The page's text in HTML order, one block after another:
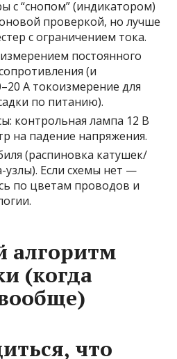
с “снопом” (индикатором)
проверкой, но лучше
с ограничением тока.
постоянного
(и
А токоизмерение для
по питанию).
контрольная лампа 12 В
на падение напряжения.
(распиновка катушек/
узлы). Если схемы нет —
по цветам проводов и
алгоритм
(когда
что